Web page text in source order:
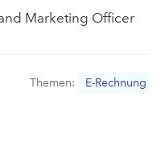
Marketing Officer
Themen: E-Rechnung